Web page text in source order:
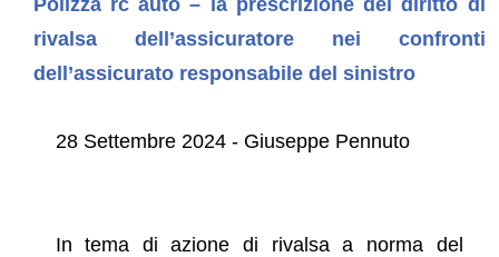
rivalsa dell’assicuratore nei confronti
dell’assicurato responsabile del sinistro
28 Settembre 2024 - Giuseppe Pennuto
In tema di azione di rivalsa a norma del